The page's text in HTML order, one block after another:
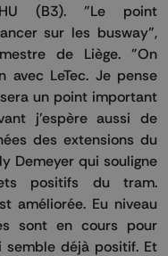
(B3). "Le point
sur les busway",
de Liège. "On
LeTec. Je pense
un point important
j'espère aussi de
des extensions du
Demeyer qui souligne
positifs du tram.
améliorée. Eu niveau
sont en cours pour
semble déjà positif. Et